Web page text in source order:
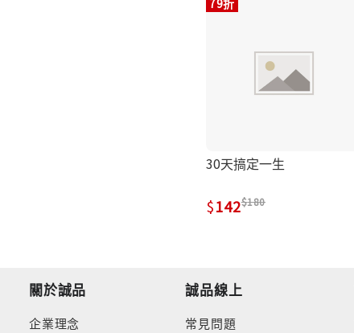
79折
30天搞定一生
142 180
關於誠品
企業理念
誠品線上
常見問題